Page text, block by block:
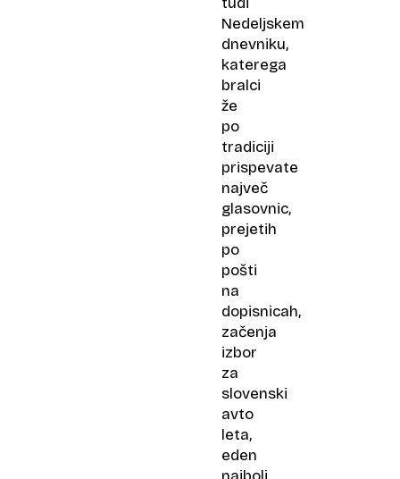
Nedeljskem
dnevniku,
katerega
bralci
že
po
tradiciji
prispevate
največ
glasovnic,
prejetih
po
pošti
na
dopisnicah,
začenja
izbor
za
slovenski
avto
leta,
eden